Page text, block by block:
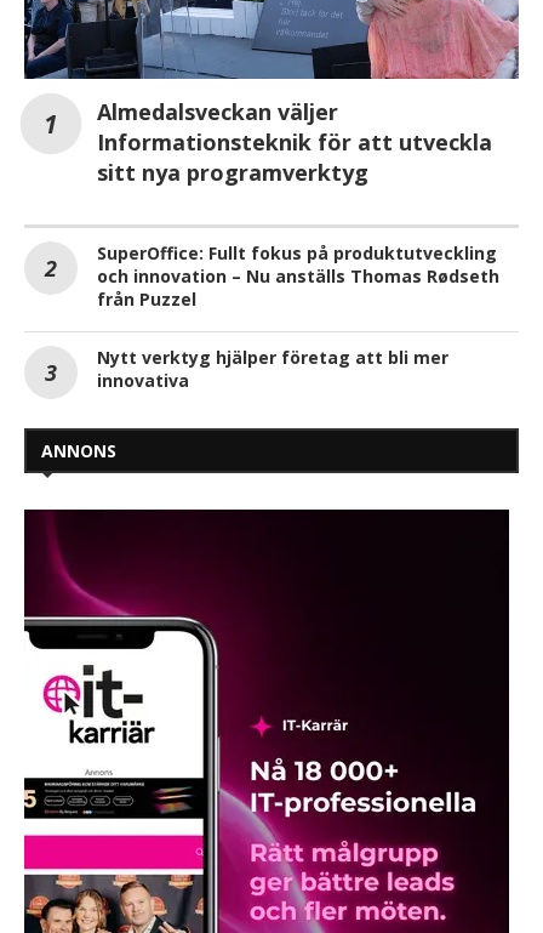
Almedalsveckan väljer
Informationsteknik för att utveckla
sitt nya programverktyg
SuperOffice: Fullt fokus på produktutveckling
och innovation – Nu anställs Thomas Rødseth
från Puzzel
Nytt verktyg hjälper företag att bli mer
innovativa
ANNONS